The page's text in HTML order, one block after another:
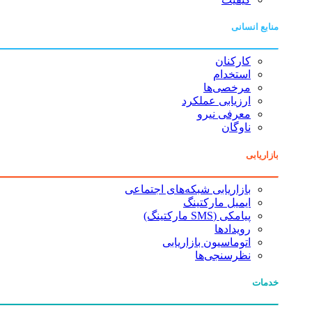
منابع انسانی
کارکنان
استخدام
مرخصی‌ها
ارزیابی عملکرد
معرفی نیرو
ناوگان
بازاریابی
بازاریابی شبکه‌های اجتماعی
ایمیل مارکتینگ
پیامکی (SMS مارکتینگ)
رویدادها
اتوماسیون بازاریابی
نظرسنجی‌ها
خدمات